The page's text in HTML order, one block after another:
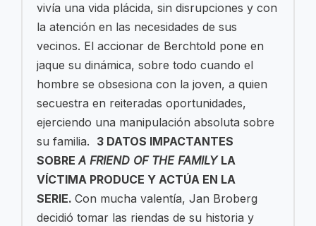
vivía una vida plácida, sin disrupciones y con
la atención en las necesidades de sus
vecinos. El accionar de Berchtold pone en
jaque su dinámica, sobre todo cuando el
hombre se obsesiona con la joven, a quien
secuestra en reiteradas oportunidades,
ejerciendo una manipulación absoluta sobre
su familia. 3 DATOS IMPACTANTES
SOBREA FRIEND OF THE FAMILY LA
VÍCTIMA PRODUCE Y ACTÚA EN LA
SERIE. Con mucha valentía, Jan Broberg
decidió tomar las riendas de su historia y